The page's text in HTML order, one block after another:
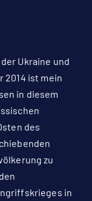
Ukraine und
2014 ist mein
in diesem
des
zu
in